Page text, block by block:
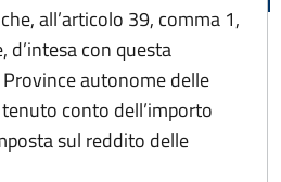
all’articolo 39, comma 1,
d’intesa con questa
Province autonome delle
conto dell’importo
sul reddito delle